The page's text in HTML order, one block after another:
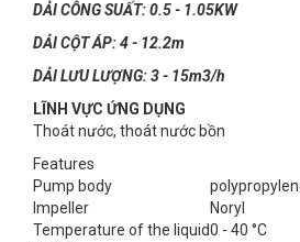
DẢI CÔNG SUẤT: 0.5 - 1.05KW
DẢI CỘT ÁP: 4 - 12.2m
DẢI LƯU LƯỢNG: 3 - 15m3/h
LĨNH VỰC ỨNG DỤNG
Thoát nước, thoát nước bồn
Features
Pump body
Impeller
Noryl
Temperature of the liquid0 - 40 °C